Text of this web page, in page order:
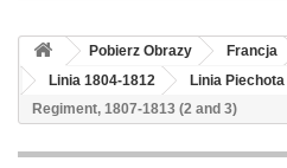
Pobierz Obrazy Francja
Linia 1804-1812
Linia Piechota
Regiment, 1807-1813 (2 and 3)